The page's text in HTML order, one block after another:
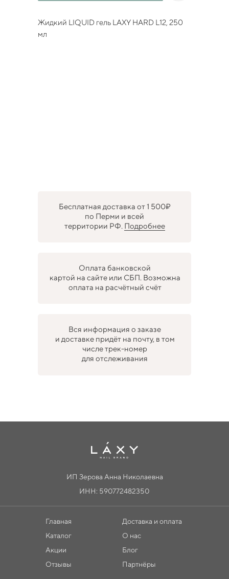
Жидкий LIQUID гель LAXY HARD L12, 250
мл
Бесплатная доставка от 1 500₽
по Перми и всей
территории РФ. Подробнее
Оплата банковской
картой на сайте или СБП. Возможна
оплата на расчётный счёт
Вся информация о заказе
и доставке придёт на почту, в том
числе трек-номер
для отслеживания
ИП Зерова Анна Николаевна
ИНН: 590772482350
Главная
Каталог
Акции
Отзывы
Доставка и оплата
О нас
Блог
Партнёры